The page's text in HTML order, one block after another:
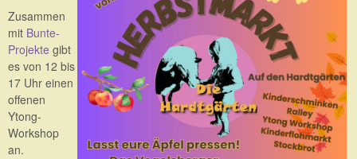
Zusammen
mit Bunte-
Projekte gibt
es von 12 bis
17 Uhr einen
offenen
Ytong-
Workshop
an.